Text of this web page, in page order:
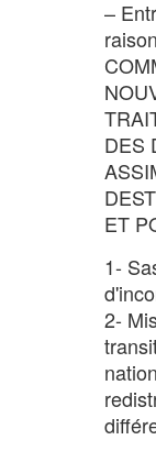
–
DES
ET
1-
2-